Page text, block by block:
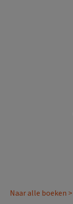
Naar alle boeken >